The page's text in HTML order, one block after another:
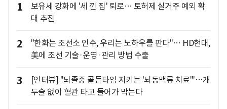
1
보유세 강화에 '세 낀 집' 퇴로… 토허제 실거주 예외 확
대 추진
2
"한화는 조선소 인수, 우리는 노하우를 판다"… HD현대,
美에 조선 기술·운영·관리 방법 수출
3
[인터뷰] "뇌졸중 골든타임 지키는 '뇌동맥류 치료'"…개
두술 없이 혈관 타고 들어가 막는다